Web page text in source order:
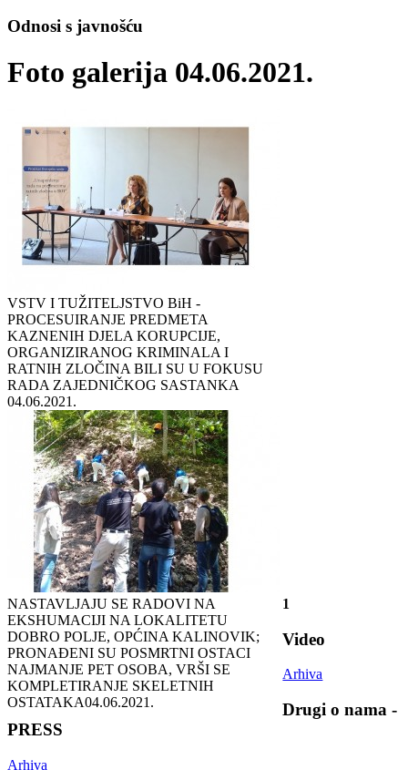
Odnosi s javnošću
Foto galerija 04.06.2021.
VSTV I TUŽITELJSTVO BiH -
PROCESUIRANJE PREDMETA
KAZNENIH DJELA KORUPCIJE,
ORGANIZIRANOG KRIMINALA I
RATNIH ZLOČINA BILI SU U FOKUSU
RADA ZAJEDNIČKOG SASTANKA
04.06.2021.
NASTAVLJAJU SE RADOVI NA
EKSHUMACIJI NA LOKALITETU
DOBRO POLJE, OPĆINA KALINOVIK;
PRONAĐENI SU POSMRTNI OSTACI
NAJMANJE PET OSOBA, VRŠI SE
KOMPLETIRANJE SKELETNIH
OSTATAKA04.06.2021.
1
Video
Arhiva
Drugi o nama -
PRESS
Arhiva